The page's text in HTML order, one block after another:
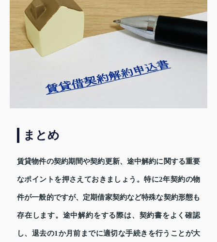
まとめ
賃貸物件の契約期間や契約更新、途中解約に関する重要
なポイントを押さえておきましょう。特に2年契約の物
件が一般的ですが、定期借家契約など特殊な契約形態も
存在します。途中解約をする際は、契約書をよく確認
し、退去の1か月前までに適切な手続きを行うことが大